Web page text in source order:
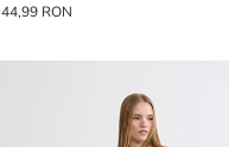
44,99 RON